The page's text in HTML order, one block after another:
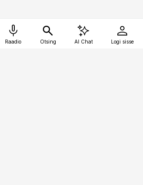
Raadio Otsing AI Chat Logi sisse